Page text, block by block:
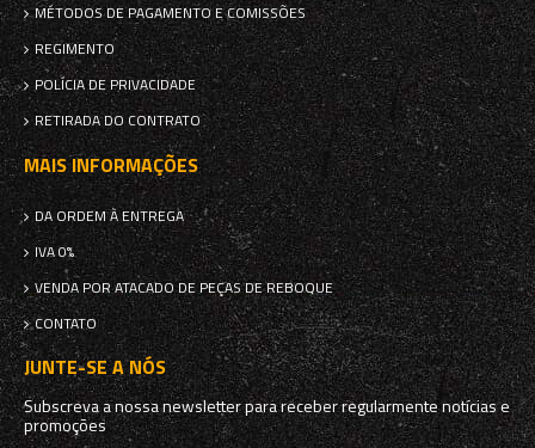
MÉTODOS DE PAGAMENTO E COMISSÕES
REGIMENTO
POLÍCIA DE PRIVACIDADE
RETIRADA DO CONTRATO
MAIS INFORMAÇÕES
DA ORDEM À ENTREGA
IVA 0%
VENDA POR ATACADO DE PEÇAS DE REBOQUE
CONTATO
JUNTE-SE A NÓS
Subscreva a nossa newsletter para receber regularmente notícias e
promoções